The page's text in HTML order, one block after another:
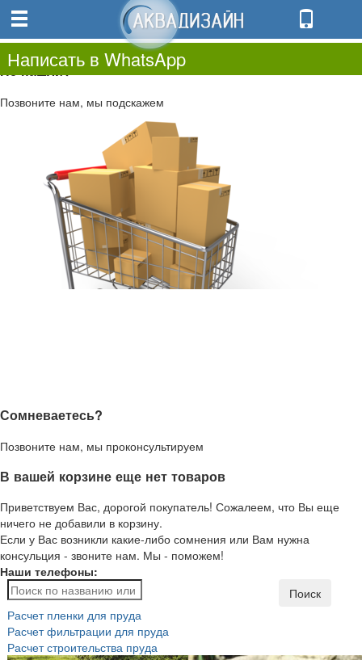
0.00
0
Не нашли?
Позвоните нам, мы подскажем
Сомневаетесь?
Позвоните нам, мы проконсультируем
В вашей корзине еще нет товаров
Приветствуем Вас, дорогой покупатель! Сожалеем, что Вы еще
ничего не добавили в корзину.
Если у Вас возникли какие-либо сомнения или Вам нужна
консульция - звоните нам. Мы - поможем!
Наши телефоны:
Написать в WhatsApp
Поиск
Расчет пленки для пруда
Расчет фильтрации для пруда
Расчет строительства пруда